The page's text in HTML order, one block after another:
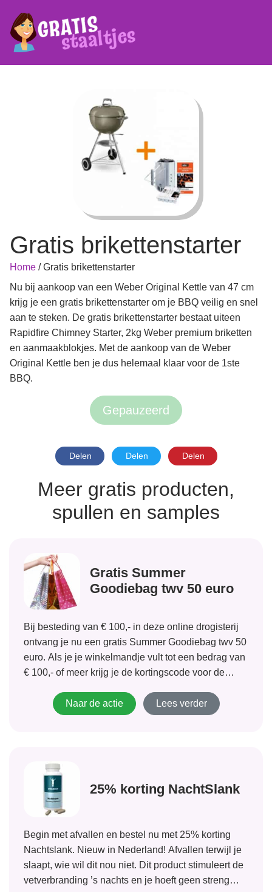
Gratis brikettenstarter
Home /Gratis brikettenstarter
Nu bij aankoop van een Weber Original Kettle van 47 cm
krijg je een gratis brikettenstarter om je BBQ veilig en snel
aan te steken. De gratis brikettenstarter bestaat uiteen
Rapidfire Chimney Starter, 2kg Weber premium briketten
en aanmaakblokjes. Met de aankoop van de Weber
Original Kettle ben je dus helemaal klaar voor de 1ste
BBQ.
Gepauzeerd
Delen Delen Delen
Meer gratis producten,
spullen en samples
Gratis Summer
Goodiebag twv 50 euro
Bij besteding van € 100,- in deze online drogisterij
ontvang je nu een gratis Summer Goodiebag twv 50
euro. Als je je winkelmandje vult tot een bedrag van
€ 100,- of meer krijg je de kortingscode voor de
Naar de actie
Lees verder
25% korting NachtSlank
Begin met afvallen en bestel nu met 25% korting
Nachtslank. Nieuw in Nederland! Afvallen terwijl je
slaapt, wie wil dit nou niet. Dit product stimuleert de
vetverbranding ’s nachts en je hoeft geen streng